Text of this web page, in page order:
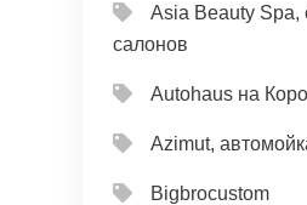
Asia Beauty Spa,
салонов
Autohaus на
Azimut,
Bigbrocustom